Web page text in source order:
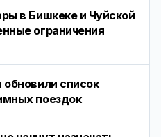
в Бишкеке и Чуйской
ограничения
список
поездок